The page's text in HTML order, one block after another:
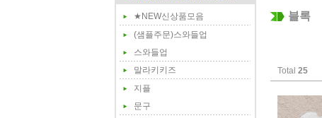
★NEW신상품모음
(샘플주문)스와들업
스와들업
말라키키즈
지플
문구
블록
Total 25